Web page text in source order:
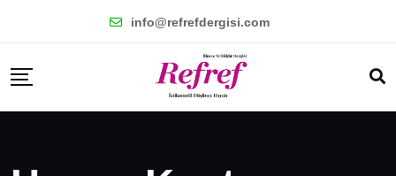
info@refrefdergisi.com